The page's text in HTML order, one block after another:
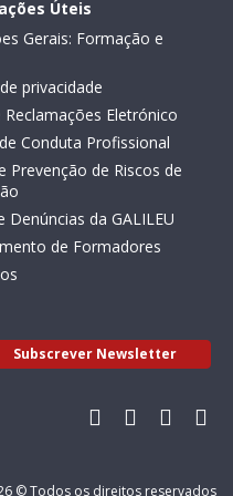
Úteis
Gerais: Formação e
privacidade
Reclamações Eletrónico
Conduta Profissional
Prevenção de Riscos de
Denúncias da GALILEU
de Formadores
Subscrever Newsletter
© Todos os direitos reservados